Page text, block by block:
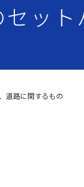
セッ
、 道路に関するもの